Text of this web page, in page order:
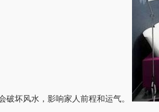
破坏风水，影响家人前程和运气。